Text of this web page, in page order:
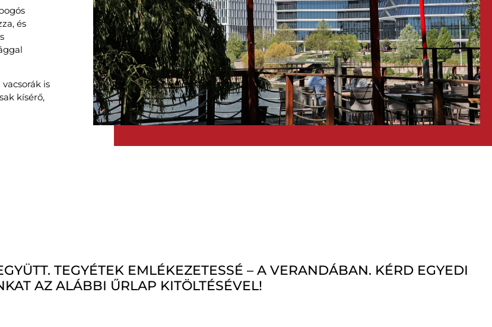
és
is
kísérő,
TEGYÉTEK EMLÉKEZETESSÉ – A VERANDÁBAN. KÉRD EGYEDI
AZ ALÁBBI ŰRLAP KITÖLTÉSÉVEL!